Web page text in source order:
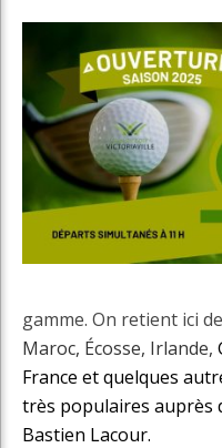
gamme. On retient ici
Maroc, Écosse, Irlande,
France et quelques
très populaires auprès
Bastien Lacour.